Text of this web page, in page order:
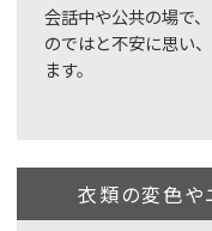
会話中や公共の場で
のではと不安に思い
ます。
衣類の変色や